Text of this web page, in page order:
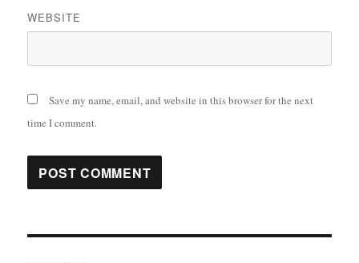
WEBSITE
Save my name, email, and website in this browser for the next
time I comment.